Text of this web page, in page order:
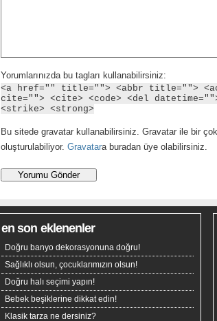
Yorumlarınızda bu tagları kullanabilirsiniz:
<a href="" title=""> <abbr title="">
cite=""> <cite> <code> <del
<strike> <strong>
Bu sitede gravatar kullanabilirsiniz. Gravatar ile bir
oluşturulabiliyor. Gravatara buradan üye olabilirsiniz.
en son eklenenler
Doğru banyo dekorasyonuna doğru!
Sağlıklı olsun, çocuklarımızın olsun!
Doğru halı seçimi yapın!
Bebek beşiklerine dikkat edin!
Klasik tarza ne dersiniz?